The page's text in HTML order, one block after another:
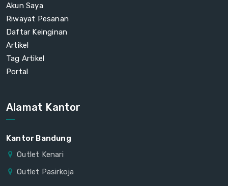
Akun Saya
Riwayat Pesanan
Daftar Keinginan
Artikel
Tag Artikel
Portal
Alamat Kantor
Kantor Bandung
Outlet Kenari
Outlet Pasirkoja